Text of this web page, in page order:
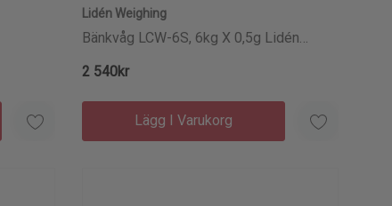
Lidén Weighing
Bänkvåg LCW-6S, 6kg X 0,5g Lidén
Industry
2 540kr
Lägg I Varukorg